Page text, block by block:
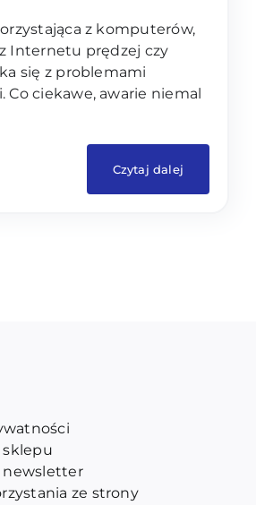
z komputerów,
Internetu prędzej czy
się z problemami
Co ciekawe, awarie niemal
Czytaj dalej
newsletter
ze strony